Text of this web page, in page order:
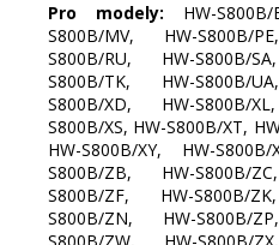
Pro modely: HW-
S800B/MV, HW-S800B/
S800B/RU, HW-S800B/
S800B/TK, HW-S800B/
S800B/XD, HW-S800B/
S800B/XS, HW-S800B/XT,
HW-S800B/XY, HW-
S800B/ZB, HW-S800B/
S800B/ZF, HW-S800B/
S800B/ZN, HW-S800B/